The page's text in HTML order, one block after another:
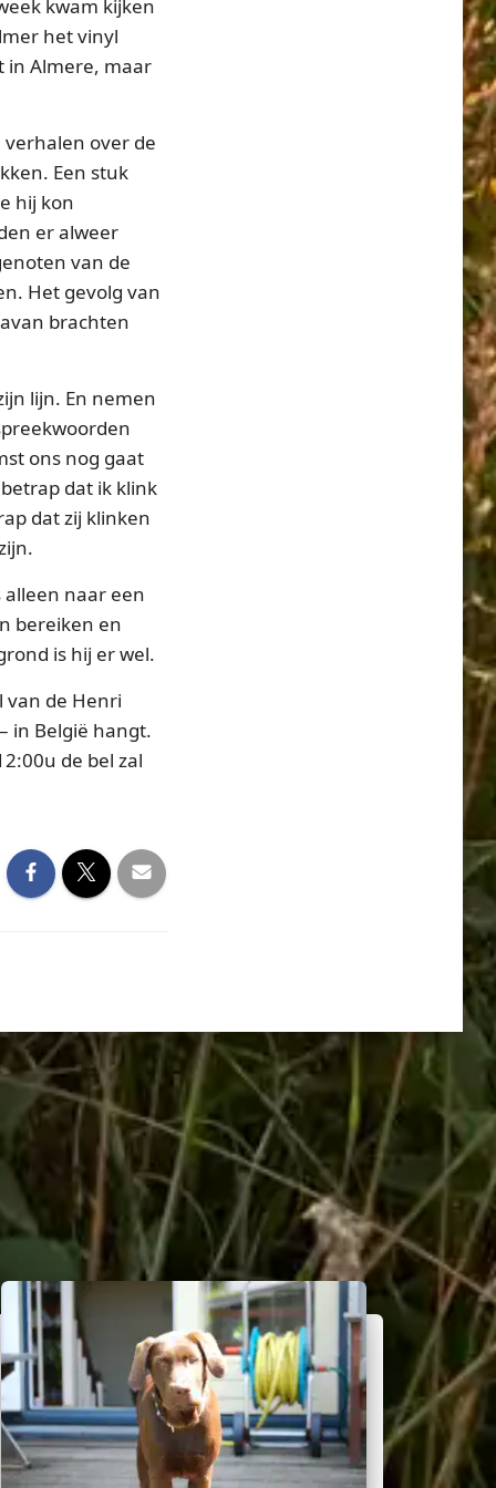
kwam kijken
het vinyl
in Almere, maar
verhalen over de
Een stuk
hij kon
er alweer
van de
Het gevolg van
brachten
lijn. En nemen
ons nog gaat
dat ik klink
dat zij klinken
alleen naar een
bereiken en
is hij er wel.
van de Henri
in België hangt.
de bel zal